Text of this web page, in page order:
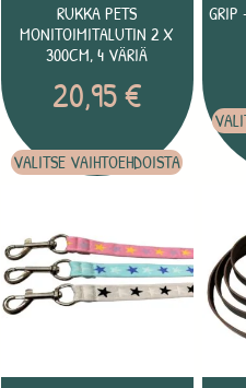
RUKKA PETS
MONITOIMITALUTIN 2 X
300CM, 4 VÄRIÄ
20,95€
VALITSE VAIHTOEHDOISTA